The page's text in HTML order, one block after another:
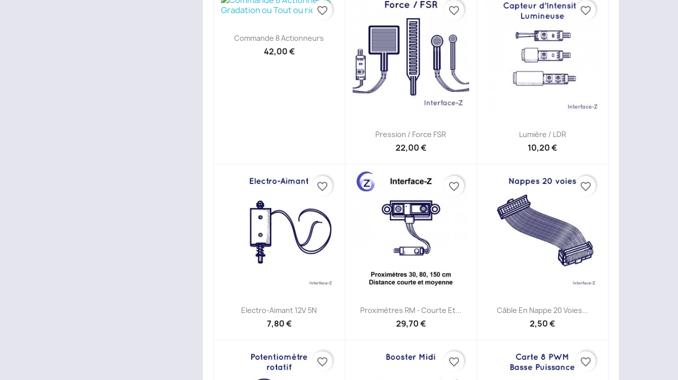
Commande 8 Actionneurs
42,00 €
favorite_border
Pression / Force FSR
22,00 €
favorite_border
Lumière / LDR
10,20 €
favorite_border
Electro-Aimant 12V 5N
7,80 €
favorite_border
Proximètres RM - Courte Et...
29,70 €
favorite_border
Câble En Nappe 20 Voies...
2,50 €
favorite_border
favorite_border favorite_border favorite_border